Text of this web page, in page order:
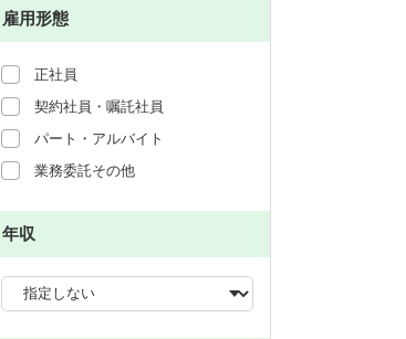
雇用形態
正社員
契約社員・嘱託社員
パート・アルバイト
業務委託その他
年収